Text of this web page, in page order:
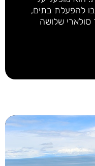
להפעלת בתים,
סולארי שלושה